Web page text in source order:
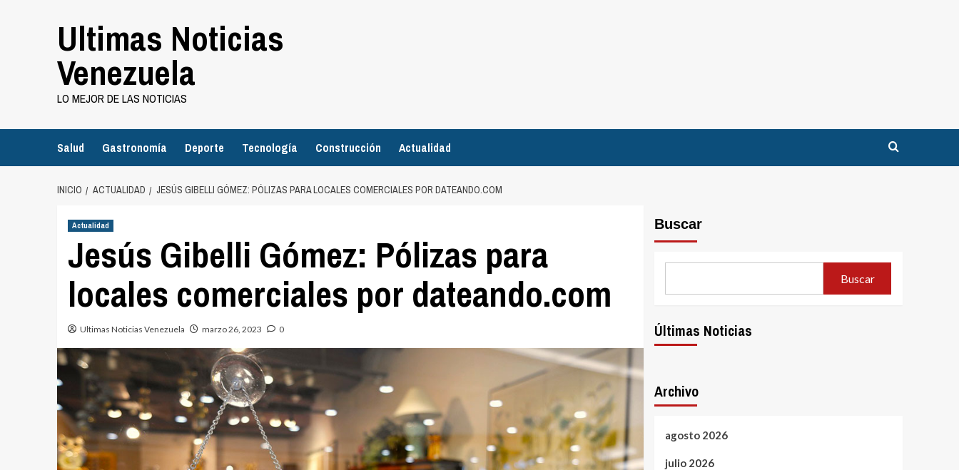
Ultimas Noticias
Venezuela
LO MEJOR DE LAS NOTICIAS
Salud Gastronomía Deporte Tecnología Construcción Actualidad
INICIO ACTUALIDAD JESÚS GIBELLI GÓMEZ: PÓLIZAS PARA LOCALES COMERCIALES POR DATEANDO.COM
Actualidad
Jesús Gibelli Gómez: Pólizas para
locales comerciales por dateando.com
Ultimas Noticias Venezuela marzo 26, 2023 0
Buscar
Buscar
Últimas Noticias
Archivo
agosto 2026
julio 2026